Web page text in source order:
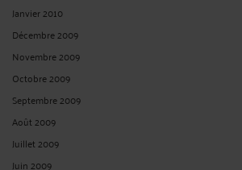
Janvier 2010
Décembre 2009
Novembre 2009
Octobre 2009
Septembre 2009
Août 2009
Juillet 2009
Juin 2009